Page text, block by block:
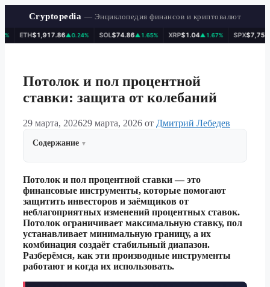
Cryptopedia — Энциклопедия финансов и криптовалют
ETH $1,917.86▲0.24% SOL $74.86▲1.65% XRP $1.04▲1.67% SPX $7,757.64
Потолок и пол процентной
ставки: защита от колебаний
29 марта, 202629 марта, 2026 от Дмитрий Лебедев
Содержание
Потолок и пол процентной ставки — это
финансовые инструменты, которые помогают
защитить инвесторов и заёмщиков от
неблагоприятных изменений процентных ставок.
Потолок ограничивает максимальную ставку, пол
устанавливает минимальную границу, а их
комбинация создаёт стабильный диапазон.
Разберёмся, как эти производные инструменты
работают и когда их использовать.